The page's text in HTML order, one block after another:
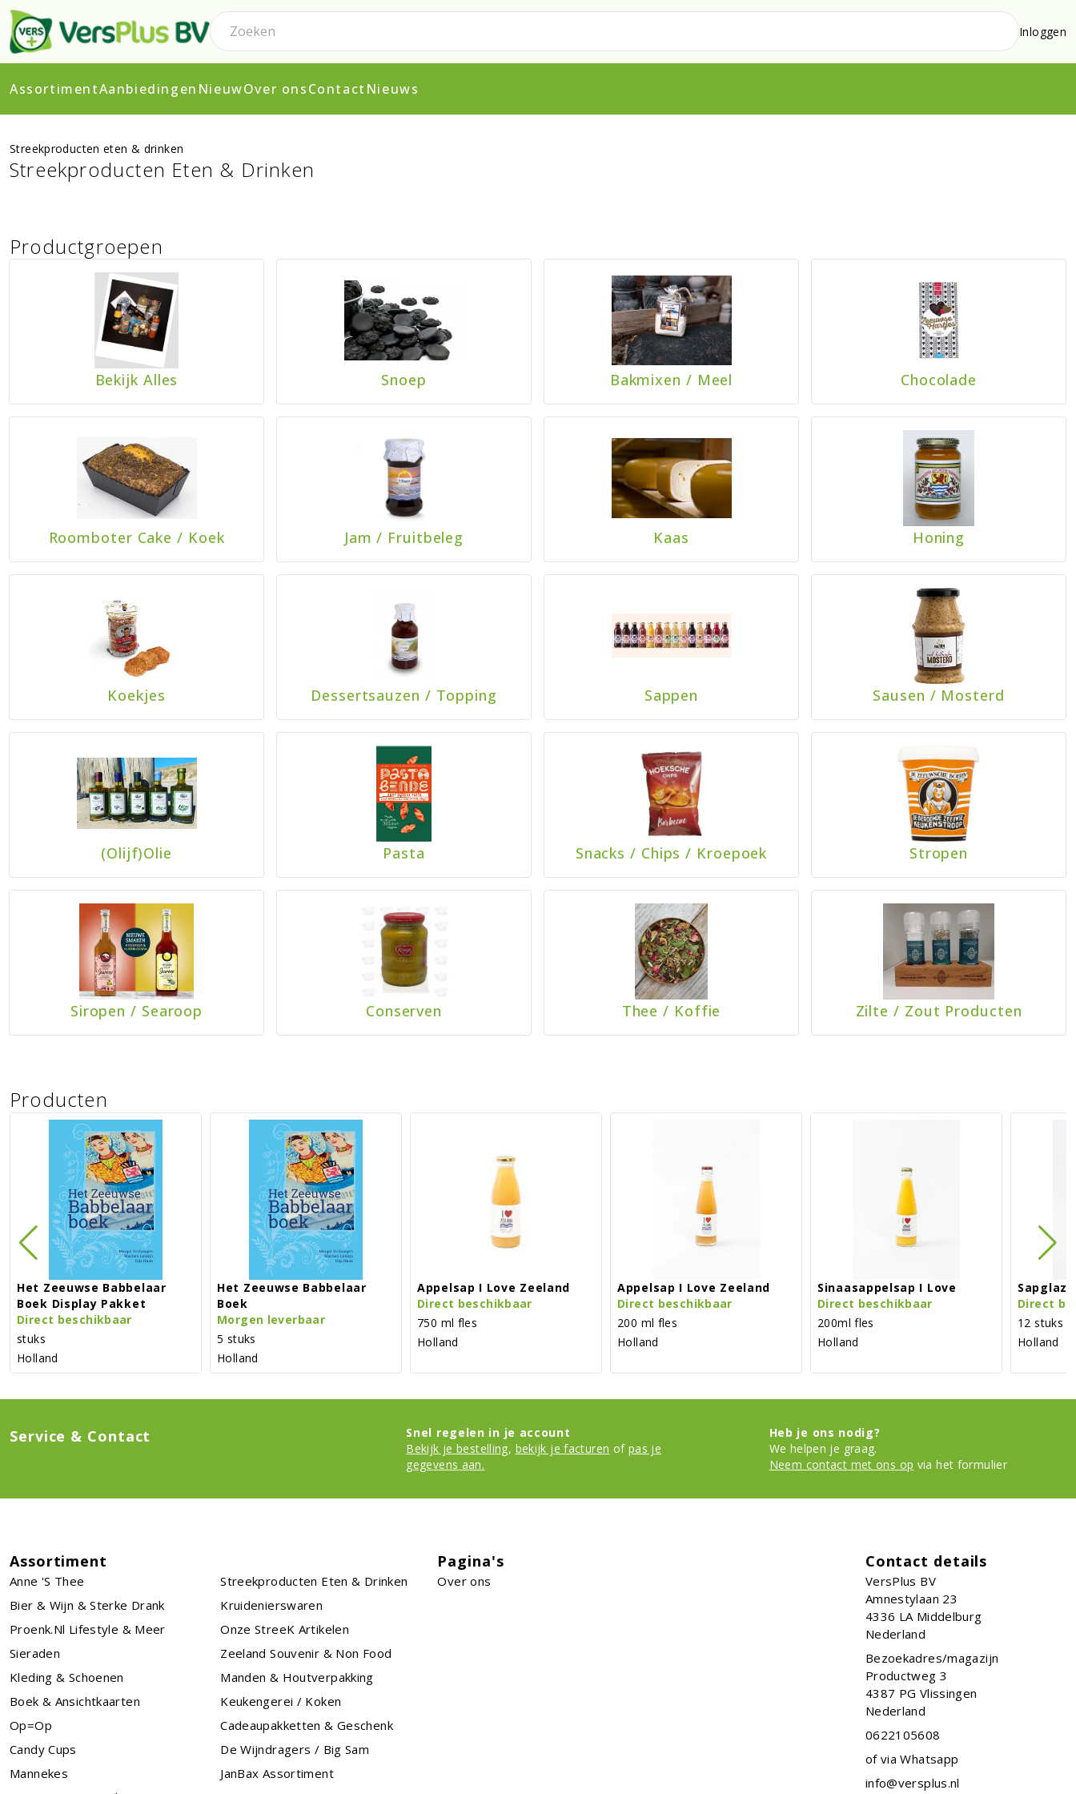
Inloggen
AssortimentAanbiedingen NieuwOver onsContact Nieuws
Streekproducten eten & drinken
Streekproducten Eten & Drinken
Productgroepen
Bekijk Alles Snoep Bakmixen / Meel Chocolade
Roomboter Cake/ Koek Jam/ Fruitbeleg Kaas Honing
Koekjes Dessertsauzen / Topping Sappen Sausen / Mosterd
(Olijf)Olie Pasta Snacks/ Chips/ Kroepoek Stropen
Siropen/ Searoop Conserven Thee/ Koffie Zilte / Zout Producten
Producten
Het Zeeuwse Babbelaar
Boek Display Pakket
Direct beschikbaar
stuks
Holland
Het Zeeuwse Babbelaar
Boek
Morgen leverbaar
5 stuks
Holland
Appelsap I Love Zeeland
Direct beschikbaar
750 ml fles
Holland
Appelsap I Love Zeeland
Direct beschikbaar
200 ml fles
Holland
Sinaasappelsap I Love
Direct beschikbaar
200ml fles
Holland
Direct
12 stuks
Holland
Service & Contact
Snel regelen in je account
Bekijk je bestelling, bekijk je facturen of pas je
gegevens aan.
Heb je ons nodig?
We helpen je graag.
Neem contact met ons op via het formulier
Assortiment
Anne 's Thee
Streekproducten Eten & Drinken
Bier & Wijn & Sterke Drank
Kruidenierswaren
Proenk.nl Lifestyle & Meer
Onze StreeK Artikelen
Sieraden
Zeeland Souvenir & Non Food
Kleding & Schoenen
Manden & Houtverpakking
Boek & Ansichtkaarten
Keukengerei / Koken
Op=Op
Cadeaupakketten & Geschenk
Candy Cups
De Wijndragers / Big Sam
Mannekes
JanBax Assortiment
Pagina's
Over ons
Contact details
VersPlus BV
Amnestylaan 23
4336 LA Middelburg
Nederland
Bezoekadres/magazijn
Productweg 3
4387 PG Vlissingen
Nederland
0622105608
of via Whatsapp
info@versplus.nl